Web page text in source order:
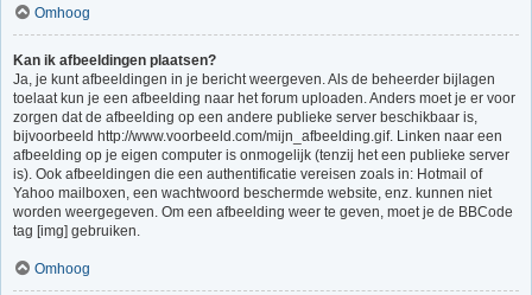
Omhoog
Kan ik afbeeldingen plaatsen?
Ja, je kunt afbeeldingen in je bericht weergeven. Als de beheerder bijlagen
toelaat kun je een afbeelding naar het forum uploaden. Anders moet je er voor
zorgen dat de afbeelding op een andere publieke server beschikbaar is,
bijvoorbeeld http://www.voorbeeld.com/mijn_afbeelding.gif. Linken naar een
afbeelding op je eigen computer is onmogelijk (tenzij het een publieke server
is). Ook afbeeldingen die een authentificatie vereisen zoals in: Hotmail of
Yahoo mailboxen, een wachtwoord beschermde website, enz. kunnen niet
worden weergegeven. Om een afbeelding weer te geven, moet je de BBCode
tag [img] gebruiken.
Omhoog